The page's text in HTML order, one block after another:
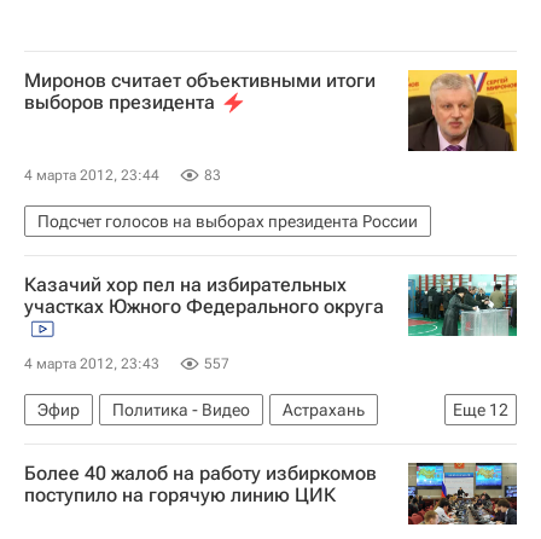
Миронов считает объективными итоги
выборов президента
4 марта 2012, 23:44 83
Подсчет голосов на выборах президента России
Казачий хор пел на избирательных
участках Южного Федерального округа
4 марта 2012, 23:43 557
Еще 12
Эфир Политика - Видео
Астрахань
Майкоп
Ростов-на-Дону
Сочи
Краснодар
Волгоград
Видео
Более 40 жалоб на работу избиркомов
поступило на горячую линию ЦИК